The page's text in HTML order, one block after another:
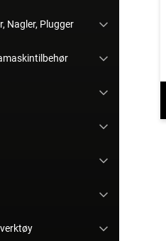
Nagler, Plugger